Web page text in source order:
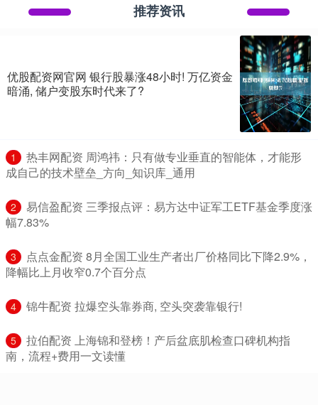
推荐资讯
优股配资网官网 银行股暴涨48小时! 万亿资金
暗涌, 储户变股东时代来了?
1
​热丰网配资 周鸿祎：只有做专业垂直的智能体，才能形
成自己的技术壁垒_方向_知识库_通用
2
​易信盈配资 三季报点评：易方达中证军工ETF基金季度涨
幅7.83%
3
​点点金配资 8月全国工业生产者出厂价格同比下降2.9%，
降幅比上月收窄0.7个百分点
4 ​锦牛配资 拉爆空头靠券商, 空头突袭靠银行!
5
​拉伯配资 上海锦和登榜！产后盆底肌检查口碑机构指
南，流程+费用一文读懂